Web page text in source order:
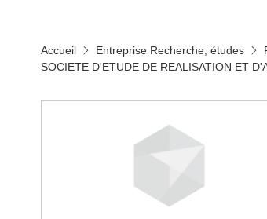
Accueil Entreprise Recherche, études
SOCIETE D'ETUDE DE REALISATION ET